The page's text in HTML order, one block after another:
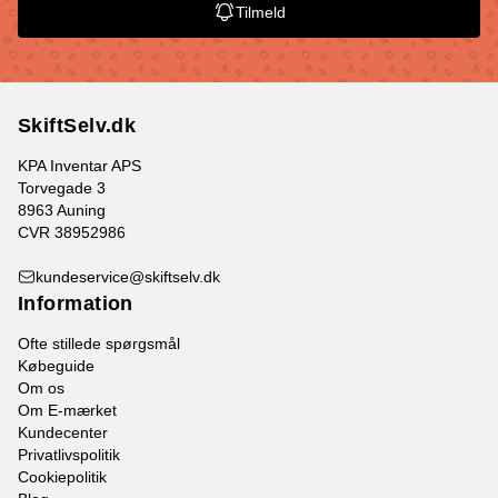
Tilmeld
SkiftSelv.dk
KPA Inventar APS
Torvegade 3
8963 Auning
CVR 38952986
kundeservice@skiftselv.dk
Information
Ofte stillede spørgsmål
Købeguide
Om os
Om E-mærket
Kundecenter
Privatlivspolitik
Cookiepolitik